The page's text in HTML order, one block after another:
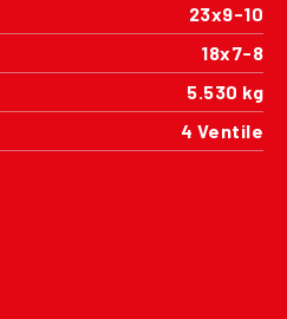
23x9-10
18x7-8
5.530 kg
4 Ventile